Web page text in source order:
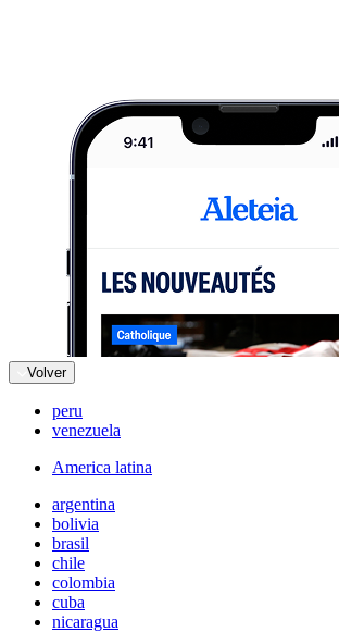
Volver
peru
venezuela
America latina
argentina
bolivia
brasil
chile
colombia
cuba
nicaragua